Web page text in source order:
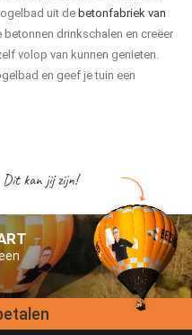
uit de betonfabriek van
betonnen drinkschalen en creëer
volop van kunnen genieten.
en geef je tuin een
Dit kan jij zijn!